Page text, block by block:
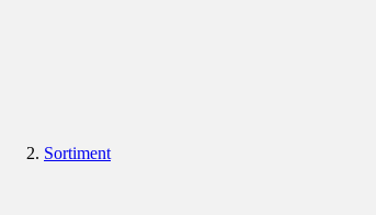
Sortiment